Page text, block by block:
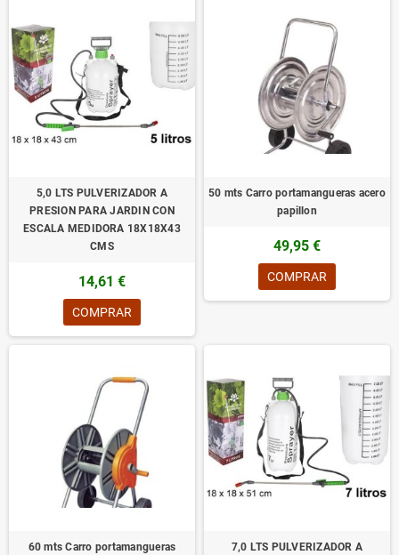
5,0 LTS PULVERIZADOR A
PRESION PARA JARDIN CON
ESCALA MEDIDORA 18X18X43
CMS
14,61 €
COMPRAR
50 mts Carro portamangueras acero
papillon
49,95 €
COMPRAR
60 mts Carro portamangueras
7,0 LTS PULVERIZADOR A